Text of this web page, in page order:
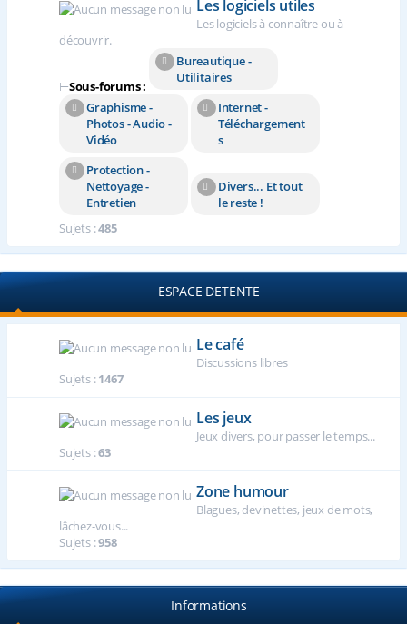
Les logiciels utiles
Les logiciels à connaître ou à
découvrir.
⊢Sous-forums :
Bureautique -
Utilitaires
Graphisme -
Photos - Audio -
Vidéo
Internet -
Téléchargement
s
Protection -
Nettoyage -
Entretien
Divers... Et tout
le reste !
Sujets :485
ESPACE DETENTE
Le café
Discussions libres
Sujets :1467
Les jeux
Jeux divers, pour passer le temps...
Sujets :63
Zone humour
Blagues, devinettes, jeux de mots,
lâchez-vous...
Sujets :958
Informations